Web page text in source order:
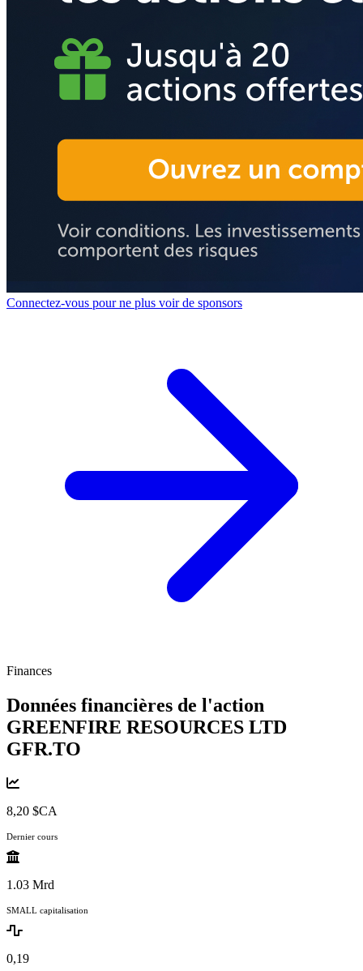
Connectez-vous pour ne plus voir de sponsors
Finances
Données financières de l'action
GREENFIRE RESOURCES LTD
GFR.TO
8,20 $CA
Dernier cours
1.03 Mrd
SMALL capitalisation
0,19